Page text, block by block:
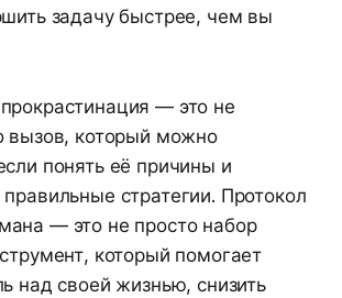
задачу быстрее, чем вы
— это не
вызов, который можно
понять её причины и
правильные стратегии. Протокол
— это не просто набор
который помогает
над своей жизнью, снизить